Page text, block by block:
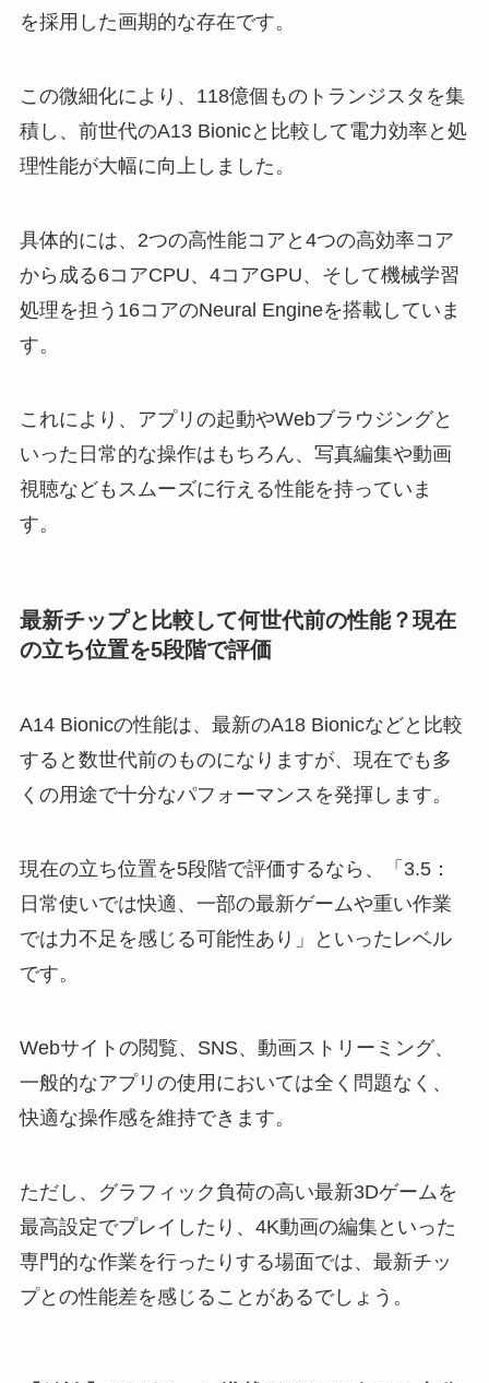
を採用した画期的な存在です。
この微細化により、118億個ものトランジスタを集
積し、前世代のA13 Bionicと比較して電力効率と処
理性能が大幅に向上しました。
具体的には、2つの高性能コアと4つの高効率コア
から成る6コアCPU、4コアGPU、そして機械学習
処理を担う16コアのNeural Engineを搭載していま
す。
これにより、アプリの起動やWebブラウジングと
いった日常的な操作はもちろん、写真編集や動画
視聴などもスムーズに行える性能を持っていま
す。
最新チップと比較して何世代前の性能？現在
の立ち位置を5段階で評価
A14 Bionicの性能は、最新のA18 Bionicなどと比較
すると数世代前のものになりますが、現在でも多
くの用途で十分なパフォーマンスを発揮します。
現在の立ち位置を5段階で評価するなら、「3.5：
日常使いでは快適、一部の最新ゲームや重い作業
では力不足を感じる可能性あり」といったレベル
です。
Webサイトの閲覧、SNS、動画ストリーミング、
一般的なアプリの使用においては全く問題なく、
快適な操作感を維持できます。
ただし、グラフィック負荷の高い最新3Dゲームを
最高設定でプレイしたり、4K動画の編集といった
専門的な作業を行ったりする場面では、最新チッ
プとの性能差を感じることがあるでしょう。